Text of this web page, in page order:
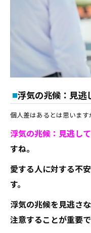
浮気の兆候：見逃
個人差はあるとは思います
浮気の兆候：見逃し
すね。
愛する人に対する不
す。
浮気の兆候を見逃さ
注意することが重要で